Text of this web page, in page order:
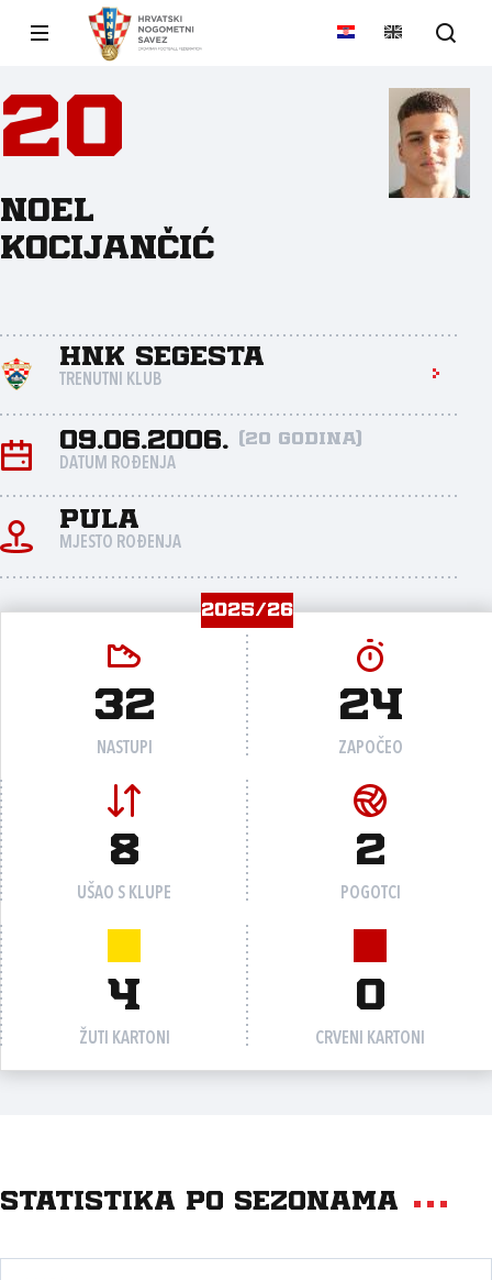
20
Noel
Kocijančić
HNK Segesta
TRENUTNI KLUB
09.06.2006. (20 godina)
DATUM ROĐENJA
Pula
MJESTO ROĐENJA
2025/26
32
NASTUPI
24
ZAPOČEO
8
UŠAO S KLUPE
2
POGOTCI
4
ŽUTI KARTONI
0
CRVENI KARTONI
Statistika po sezonama